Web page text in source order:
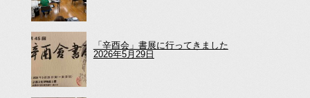
「辛酉会」書展に行ってきました
2026年5月29日